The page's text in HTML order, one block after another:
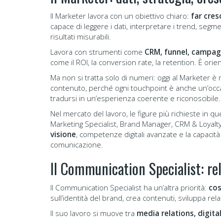
Il Marketer lavora con un obiettivo chiaro: far
capace di leggere i dati, interpretare i trend,
risultati misurabili.
Lavora con strumenti come CRM, funnel,
come il ROI, la conversion rate, la retention. È
Ma non si tratta solo di numeri: oggi al Marketer
contenuto, perché ogni touchpoint è anche
tradursi in un’esperienza coerente e riconoscibile.
Nel mercato del lavoro, le figure più richieste in
Marketing Specialist, Brand Manager, CRM &
visione, competenze digitali avanzate e la
comunicazione.
Il Communication Specialist:
Il Communication Specialist ha un’altra priorità:
sull’identità del brand, crea contenuti, sviluppa
Il suo lavoro si muove tra media relations,